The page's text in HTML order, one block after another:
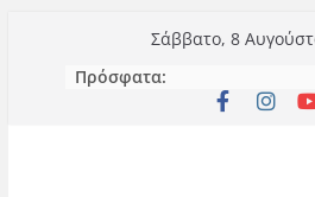
περιεχόμενο
Σάββατο, 8
Πρόσφατα: